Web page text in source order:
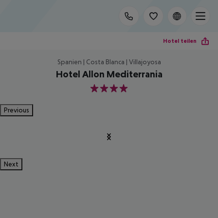
Hotel teilen
Spanien | Costa Blanca | Villajoyosa
Hotel Allon Mediterrania
4
Previous
Next